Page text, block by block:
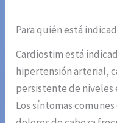
Para quién está
Cardiostim está
hipertensión arterial,
persistente de niveles
Los síntomas